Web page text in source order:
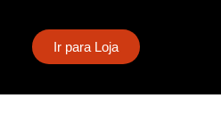
Ir para Loja
e tosa
de cães e